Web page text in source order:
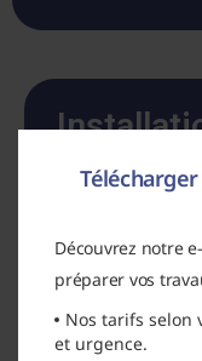
Installer un
Choix de
extérieure.
Découvrez notre
préparer vos
Nos tarifs selon
et urgence.